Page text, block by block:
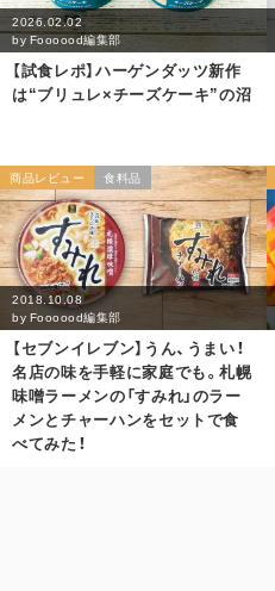
2026.02.02
byFoooood編集部
【試食レポ】ハーゲンダッツ新作
は“ブリュレ×チーズケーキ”の沼
商品レビュー 食料品
2018.10.08
by Foooood編集部
【セブンイレブン】うん、うまい！
名店の味を手軽に家庭でも。札幌
味噌ラーメンの「すみれ」のラー
メンとチャーハンをセットで食
べてみた！